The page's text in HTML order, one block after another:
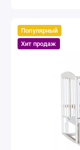
Популярный
Хит продаж